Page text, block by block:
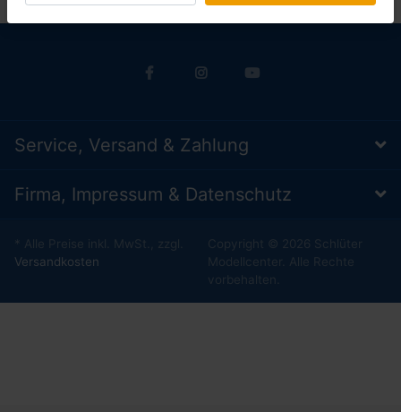
Service, Versand & Zahlung
Firma, Impressum & Datenschutz
* Alle Preise inkl. MwSt., zzgl.
Versandkosten
Copyright © 2026 Schlüter
Modellcenter. Alle Rechte
vorbehalten.